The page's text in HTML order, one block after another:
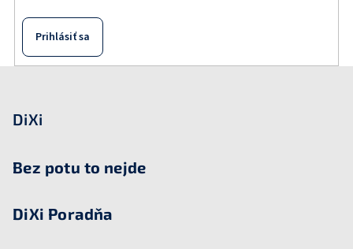
Prihlásiť sa
DiXi
Bez potu to nejde
DiXi Poradňa